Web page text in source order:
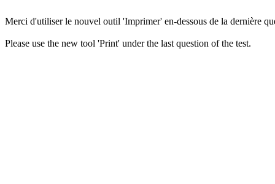
Merci d'utiliser le nouvel outil 'Imprimer' en-dessous de la dernière
Please use the new tool 'Print' under the last question of the test.